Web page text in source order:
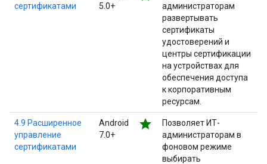
сертификатами
5.0+
администраторам
развертывать
сертификаты
удостоверений и
центры сертификации
на устройствах для
обеспечения доступа
к корпоративным
ресурсам.
4.9 Расширенное
управление
сертификатами
Android
7.0+
star
Позволяет ИТ-
администраторам в
фоновом режиме
выбирать